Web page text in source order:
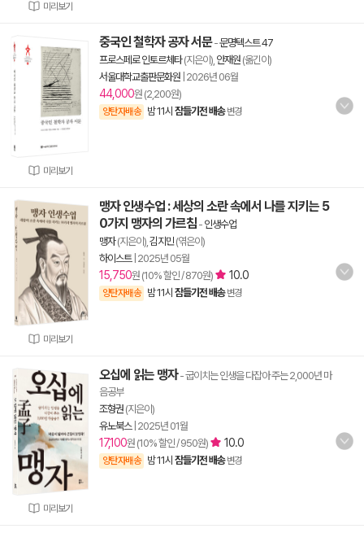
미리보기
미리보기
중국인 철학자 공자 서문-문명텍스트 47
프로스페로 인토르체타(지은이), 안재원 (옮긴이)
서울대학교출판문화원 2026년 06월
44,000원 (2,200원)
양탄자배송 밤 11시 잠들기전 배송 변경
미리보기
맹자 인생수업 : 세상의 소란 속에서 나를 지키는 5
0가지 맹자의 가르침 - 인생수업
맹자(지은이), 김지민(엮은이)
하이스트| 2025년 05월
15,750원 (10% 할인 / 870원) 10.0
양탄자배송 밤 11시 잠들기전 배송 변경
미리보기
오십에 읽는 맹자- 굽이치는 인생을 다잡아 주는 2,000년 마
음공부
조형권 (지은이)
유노북스| 2025년 01월
17,100원 (10% 할인 / 950원) 10.0
양탄자배송 밤 11시 잠들기전 배송 변경